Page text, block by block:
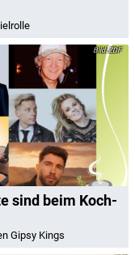
ZDF
sind beim Koch-
Gipsy Kings